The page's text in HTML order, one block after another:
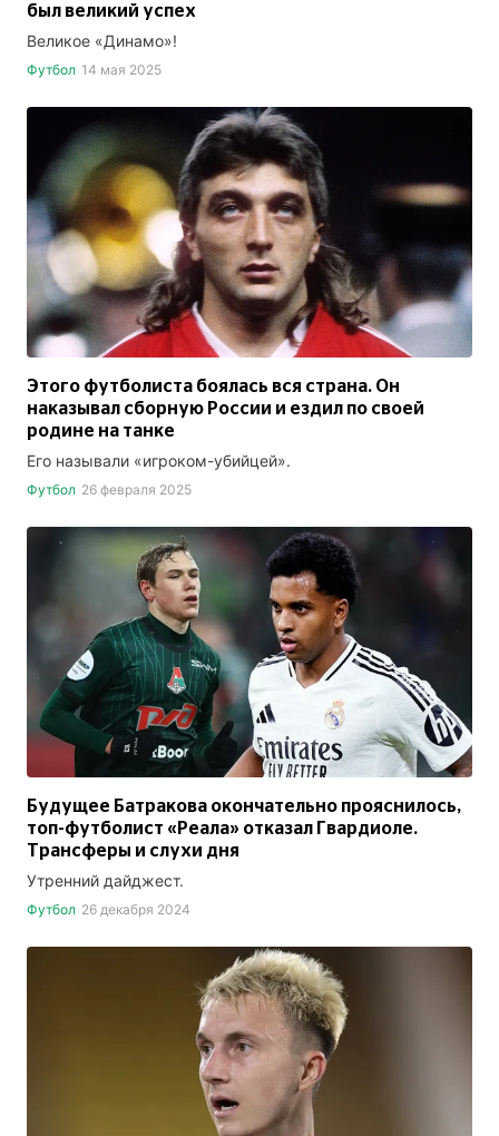
был великий успех
Великое «Динамо»!
Футбол 14 мая 2025
Этого футболиста боялась вся страна. Он
наказывал сборную России и ездил по своей
родине на танке
Его называли «игроком-убийцей».
Футбол 26 февраля 2025
Будущее Батракова окончательно прояснилось,
топ-футболист «Реала» отказал Гвардиоле.
Трансферы и слухи дня
Утренний дайджест.
Футбол 26 декабря 2024